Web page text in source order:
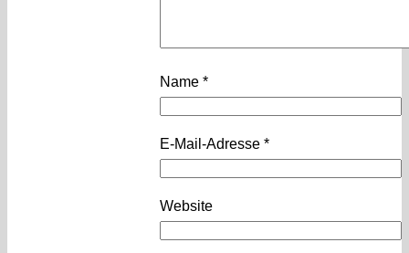
Name *
E-Mail-Adresse *
Website